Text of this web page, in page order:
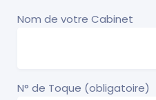
Nom de votre Cabinet
N° de Toque (obligatoire)